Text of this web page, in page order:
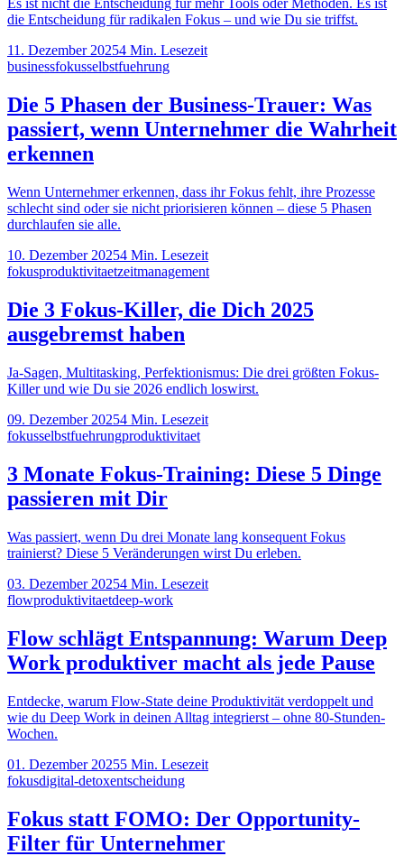
Es ist nicht die Entscheidung für mehr Tools oder Methoden. Es ist
die Entscheidung für radikalen Fokus – und wie Du sie triffst.
11. Dezember 20254 Min. Lesezeit
businessfokusselbstfuehrung
Die 5 Phasen der Business-Trauer: Was
passiert, wenn Unternehmer die Wahrheit
erkennen
Wenn Unternehmer erkennen, dass ihr Fokus fehlt, ihre Prozesse
schlecht sind oder sie nicht priorisieren können – diese 5 Phasen
durchlaufen sie alle.
10. Dezember 20254 Min. Lesezeit
fokusproduktivitaetzeitmanagement
Die 3 Fokus-Killer, die Dich 2025
ausgebremst haben
Ja-Sagen, Multitasking, Perfektionismus: Die drei größten Fokus-
Killer und wie Du sie 2026 endlich loswirst.
09. Dezember 20254 Min. Lesezeit
fokusselbstfuehrungproduktivitaet
3 Monate Fokus-Training: Diese 5 Dinge
passieren mit Dir
Was passiert, wenn Du drei Monate lang konsequent Fokus
trainierst? Diese 5 Veränderungen wirst Du erleben.
03. Dezember 20254 Min. Lesezeit
flowproduktivitaetdeep-work
Flow schlägt Entspannung: Warum Deep
Work produktiver macht als jede Pause
Entdecke, warum Flow-State deine Produktivität verdoppelt und
wie du Deep Work in deinen Alltag integrierst – ohne 80-Stunden-
Wochen.
01. Dezember 20255 Min. Lesezeit
fokusdigital-detoxentscheidung
Fokus statt FOMO: Der Opportunity-
Filter für Unternehmer